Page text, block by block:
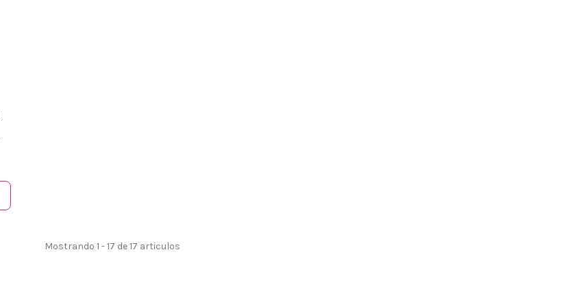
Mostrando 1 - 17 de 17 articulos